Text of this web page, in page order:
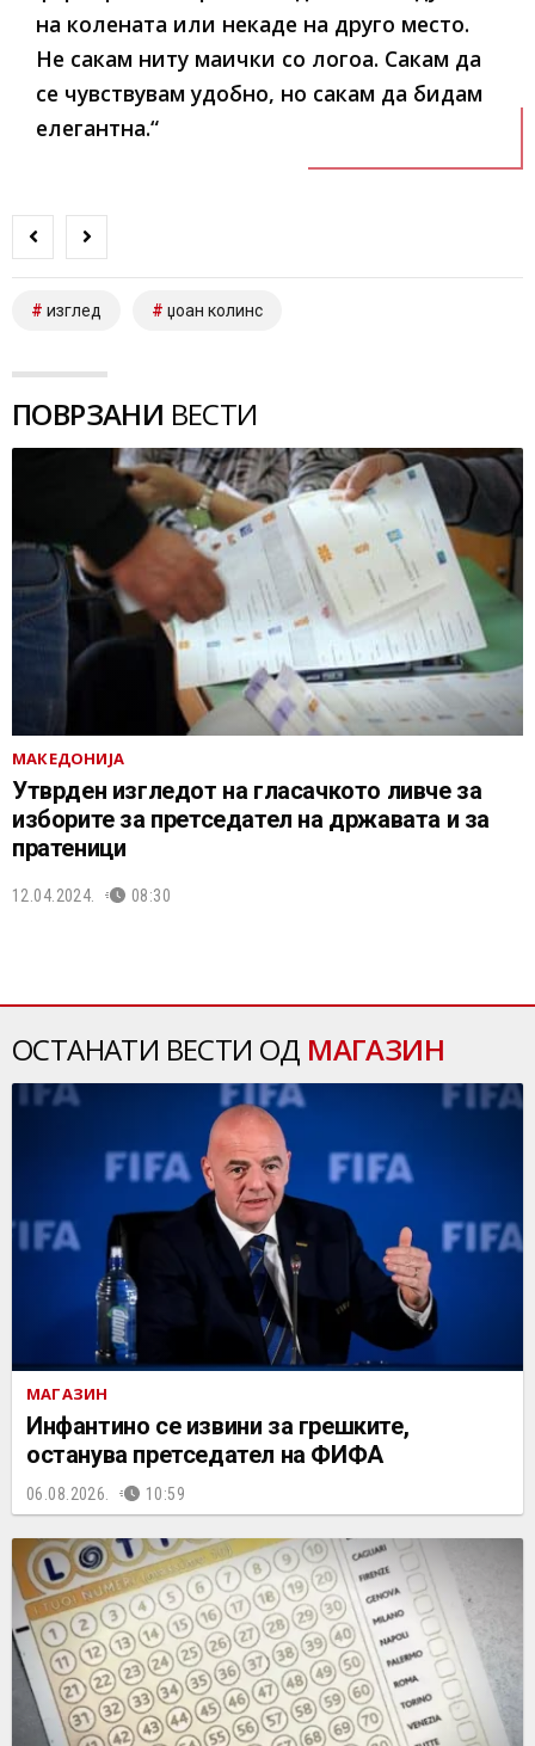
на колената или некаде на друго место.
Не сакам ниту маички со логоа. Сакам да
се чувствувам удобно, но сакам да бидам
елегантна.“
изглед џоан колинс
ПОВРЗАНИ ВЕСТИ
МАКЕДОНИЈА
Утврден изгледот на гласачкото ливче за
изборите за претседател на државата и за
пратеници
12.04.2024. 08:30
ОСТАНАТИ ВЕСТИ ОД МАГАЗИН
МАГАЗИН
Инфантино се извини за грешките,
останува претседател на ФИФА
06.08.2026. 10:59